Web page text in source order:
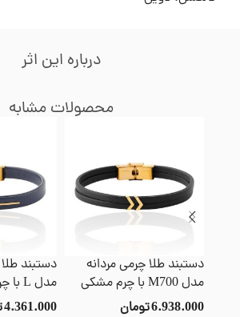
محصولات مشابه
دستبند طلا چرمی مردانه
مدل M700 با چرم مشکی
6.938.000تومان
دستبند
مدل L با چرم سرمه ای
4.361.000
درباره این اثر